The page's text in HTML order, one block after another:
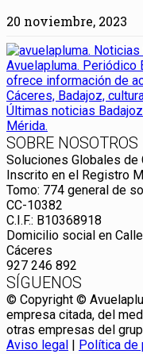
20 noviembre, 2023
SOBRE NOSOTROS
Soluciones Globales de
Inscrito en el Registro
Tomo: 774 general de
CC-10382
C.I.F.: B10368918
Domicilio social en
Cáceres
927 246 892
SÍGUENOS
© Copyright ©
empresa citada, del
otras empresas del
Aviso legal | Política de